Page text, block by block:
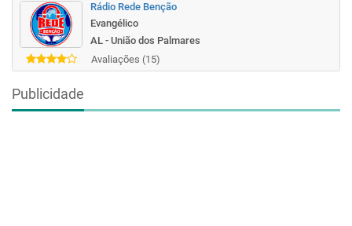
Rádio Rede Benção
Evangélico
AL - União dos Palmares
Avaliações (15)
Publicidade